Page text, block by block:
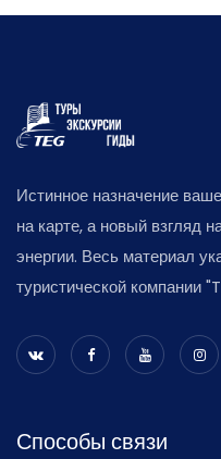
Истинное назначение
на карте, а новый взгляд
энергии. Весь материал
туристической компании
Способы связи